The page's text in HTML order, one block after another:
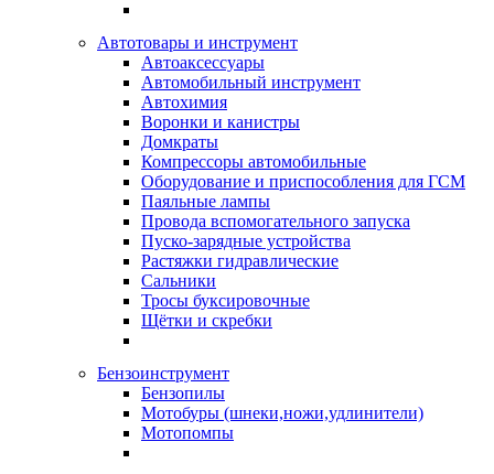
Автотовары и инструмент
Автоаксессуары
Автомобильный инструмент
Автохимия
Воронки и канистры
Домкраты
Компрессоры автомобильные
Оборудование и приспособления для ГСМ
Паяльные лампы
Провода вспомогательного запуска
Пуско-зарядные устройства
Растяжки гидравлические
Сальники
Тросы буксировочные
Щётки и скребки
Бензоинструмент
Бензопилы
Мотобуры (шнеки,ножи,удлинители)
Мотопомпы